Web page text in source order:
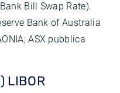
Bill Swap Rate).
Bank of Australia
ASX pubblica
LIBOR